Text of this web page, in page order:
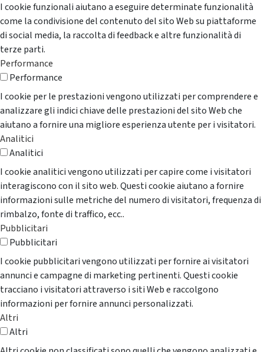
I cookie funzionali aiutano a eseguire determinate funzionalità
come la condivisione del contenuto del sito Web su piattaforme
di social media, la raccolta di feedback e altre funzionalità di
terze parti.
Performance
Performance
I cookie per le prestazioni vengono utilizzati per comprendere e
analizzare gli indici chiave delle prestazioni del sito Web che
aiutano a fornire una migliore esperienza utente per i visitatori.
Analitici
Analitici
I cookie analitici vengono utilizzati per capire come i visitatori
interagiscono con il sito web. Questi cookie aiutano a fornire
informazioni sulle metriche del numero di visitatori, frequenza di
rimbalzo, fonte di traffico, ecc..
Pubblicitari
Pubblicitari
I cookie pubblicitari vengono utilizzati per fornire ai visitatori
annunci e campagne di marketing pertinenti. Questi cookie
tracciano i visitatori attraverso i siti Web e raccolgono
informazioni per fornire annunci personalizzati.
Altri
Altri